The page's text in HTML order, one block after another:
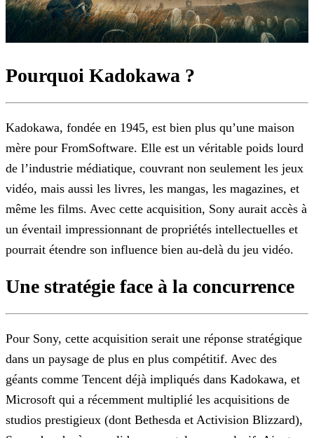
Pourquoi Kadokawa ?
Kadokawa, fondée en 1945, est bien plus qu’une maison
mère pour FromSoftware. Elle est un véritable poids lourd
de l’industrie médiatique, couvrant non seulement les jeux
vidéo, mais aussi les livres, les mangas, les magazines, et
même les films. Avec cette acquisition, Sony aurait accès à
un éventail impressionnant de propriétés intellectuelles et
pourrait étendre son influence bien au-delà du jeu vidéo.
Une stratégie face à la concurrence
Pour Sony, cette acquisition serait une réponse stratégique
dans un paysage de plus en plus compétitif. Avec des
géants comme Tencent déjà impliqués dans Kadokawa, et
Microsoft qui a récemment multiplié les acquisitions de
studios prestigieux (dont Bethesda et Activision Blizzard),